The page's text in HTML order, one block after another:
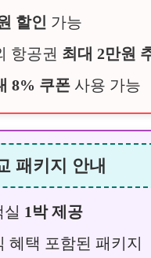
할인 가능
항공권 최대 2만원
8% 쿠폰 사용 가능
패키지 안내
실 1박 제공
혜택 포함된 패키지